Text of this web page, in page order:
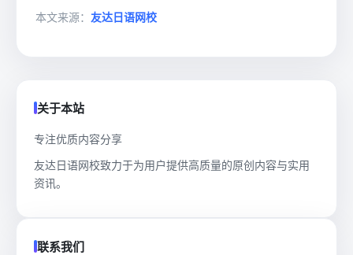
本文来源： 友达日语网校
关于本站
专注优质内容分享
友达日语网校致力于为用户提供高质量的原创内容与实用
资讯。
联系我们